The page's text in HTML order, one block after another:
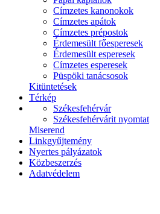
Címzetes kanonokok
Címzetes apátok
Címzetes prépostok
Érdemesült főesperesek
Érdemesült esperesek
Címzetes esperesek
Püspöki tanácsosok
Kitüntetések
Térkép
Székesfehérvár
Székesfehérvárit nyomtat
Miserend
Linkgyűjtemény
Nyertes pályázatok
Közbeszerzés
Adatvédelem